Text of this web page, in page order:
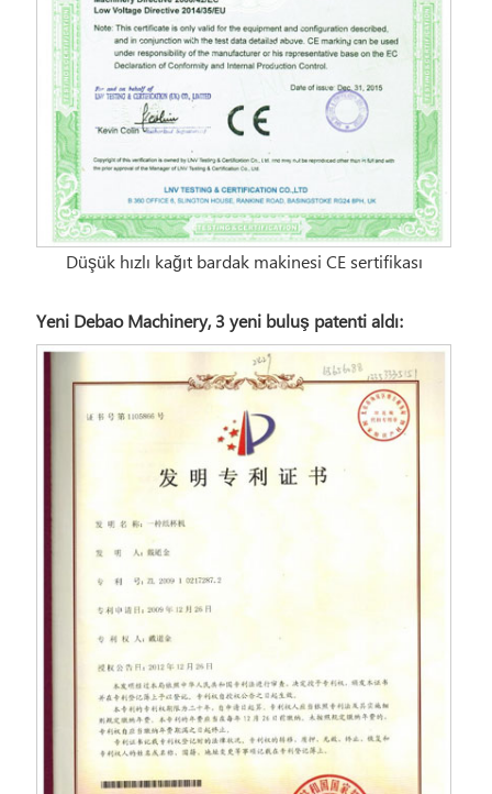
Düşük hızlı kağıt bardak makinesi CE sertifikası
Yeni Debao Machinery, 3 yeni buluş patenti aldı：